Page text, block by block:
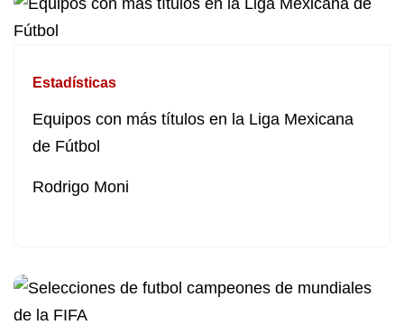
Estadísticas
Equipos con más títulos en la Liga Mexicana
de Fútbol
Rodrigo Moni